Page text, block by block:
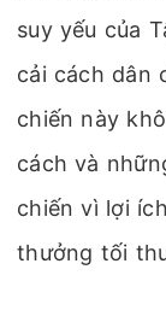
suy yếu của
cải cách dân
chiến này
cách và
chiến vì lợi
thưởng tối